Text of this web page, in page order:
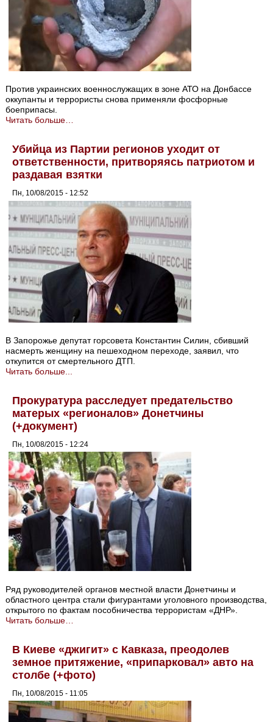
Против украинских военнослужащих в зоне АТО на Донбассе
оккупанты и террористы снова применяли фосфорные
боеприпасы.
Читать больше…
Убийца из Партии регионов уходит от
ответственности, притворяясь патриотом и
раздавая взятки
Пн, 10/08/2015 - 12:52
В Запорожье депутат горсовета Константин Силин, сбивший
насмерть женщину на пешеходном переходе, заявил, что
откупится от смертельного ДТП.
Читать больше...
Прокуратура расследует предательство
матерых «регионалов» Донетчины
(+документ)
Пн, 10/08/2015 - 12:24
Ряд руководителей органов местной власти Донетчины и
областного центра стали фигурантами уголовного производства,
открытого по фактам пособничества террористам «ДНР».
Читать больше…
В Киеве «джигит» с Кавказа, преодолев
земное притяжение, «припарковал» авто на
столбе (+фото)
Пн, 10/08/2015 - 11:05